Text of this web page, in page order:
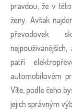
pravdou, že v
ženy. Avšak
převodovek
patří
automobilovém
Víte, podle čeho
jejich správným